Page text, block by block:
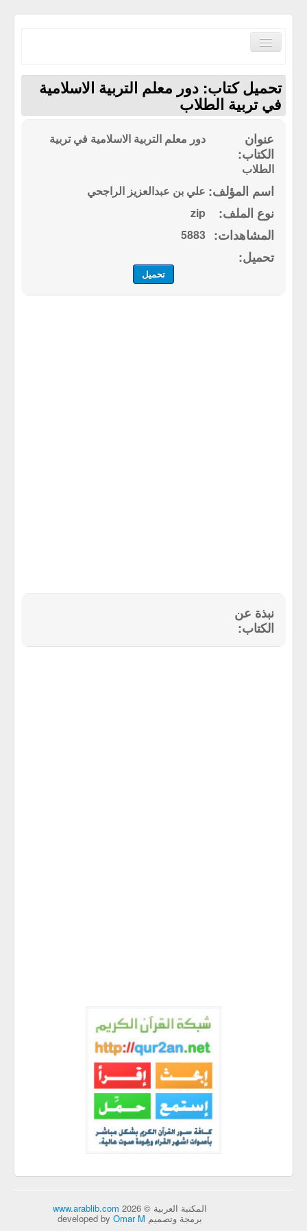
Toggle
Navigation
الصفحة الرئيسية
مكتبة القرآن الكريم
تحميل كتاب: دور معلم التربية الاسلامية
في تربية الطلاب
دور معلم التربية الاسلامية في تربية
الطلاب
علي بن عبدالعزيز الراجحي
zip
5883
تحميل
المكتبة العربية © 2026 www.arablib.com
برمجة وتصميم developed by Omar M